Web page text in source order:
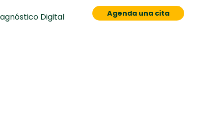
Digital Agenda una cita